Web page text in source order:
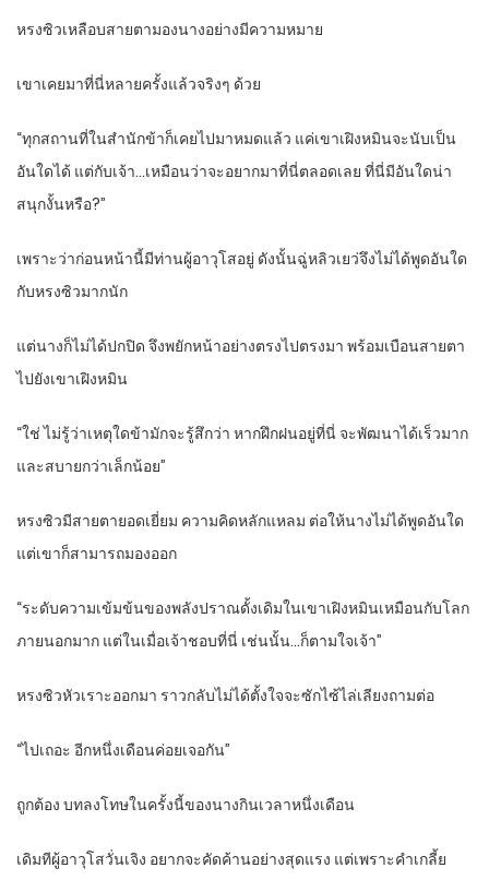
หรงซิวเหลือบสายตามองนางอย่างมีความหมาย
เขาเคยมาที่นี่หลายครั้งแล้วจริงๆ ด้วย
“ทุกสถานที่ในสำนักข้าก็เคยไปมาหมดแล้ว แค่เขาเฝิงหมินจะนับเป็น
อันใดได้ แต่กับเจ้า…เหมือนว่าจะอยากมาที่นี่ตลอดเลย ที่นี่มีอันใดน่า
สนุกงั้นหรือ?”
เพราะว่าก่อนหน้านี้มีท่านผู้อาวุโสอยู่ ดังนั้นฉู่หลิวเยว่จึงไม่ได้พูดอันใด
กับหรงซิวมากนัก
แต่นางก็ไม่ได้ปกปิด จึงพยักหน้าอย่างตรงไปตรงมา พร้อมเบือนสายตา
ไปยังเขาเฝิงหมิน
“ใช่ ไม่รู้ว่าเหตุใดข้ามักจะรู้สึกว่า หากฝึกฝนอยู่ที่นี่ จะพัฒนาได้เร็วมาก
และสบายกว่าเล็กน้อย”
หรงซิวมีสายตายอดเยี่ยม ความคิดหลักแหลม ต่อให้นางไม่ได้พูดอันใด
แต่เขาก็สามารถมองออก
“ระดับความเข้มข้นของพลังปราณดั้งเดิมในเขาเฝิงหมินเหมือนกับโลก
ภายนอกมาก แต่ในเมื่อเจ้าชอบที่นี่ เช่นนั้น…ก็ตามใจเจ้า”
หรงซิวหัวเราะออกมา ราวกลับไม่ได้ตั้งใจจะซักไซ้ไล่เลียงถามต่อ
“ไปเถอะ อีกหนึ่งเดือนค่อยเจอกัน”
ถูกต้อง บทลงโทษในครั้งนี้ของนางกินเวลาหนึ่งเดือน
เดิมทีผู้อาวุโสวั่นเจิง อยากจะคัดค้านอย่างสุดแรง แต่เพราะคำเกลี้ย